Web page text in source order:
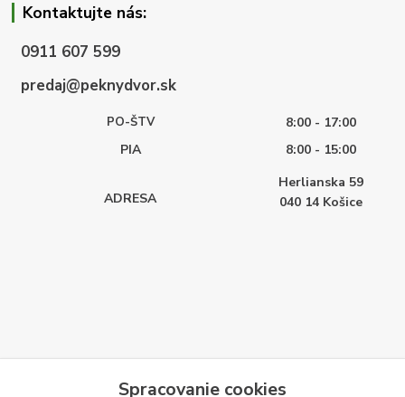
Kontaktujte nás:
0911 607 599
predaj@peknydvor.sk
PO-ŠTV
8:00 - 17:00
PIA
8:00 - 15:00
ADRESA
Herlianska 59
040 14 Košice
Spracovanie cookies